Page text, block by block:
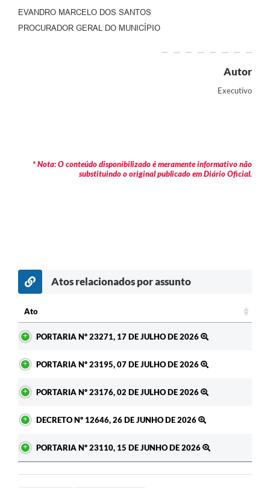
EVANDRO MARCELO DOS SANTOS
PROCURADOR GERAL DO MUNICÍPIO
Autor
Executivo
* Nota: O conteúdo disponibilizado é meramente informativo não
substituindo o original publicado em Diário Oficial.
Atos relacionados por assunto
Ato
PORTARIA Nº 23271, 17 DE JULHO DE 2026
PORTARIA Nº 23195, 07 DE JULHO DE 2026
PORTARIA Nº 23176, 02 DE JULHO DE 2026
DECRETO Nº 12646, 26 DE JUNHO DE 2026
PORTARIA Nº 23110, 15 DE JUNHO DE 2026